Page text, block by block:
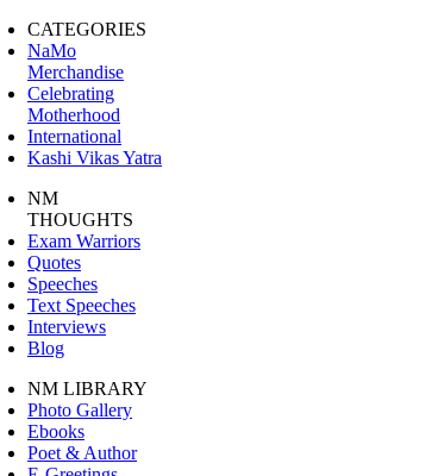
CATEGORIES
NaMo
Merchandise
Celebrating
Motherhood
International
Kashi Vikas Yatra
NM
THOUGHTS
Exam Warriors
Quotes
Speeches
Text Speeches
Interviews
Blog
NM LIBRARY
Photo Gallery
Ebooks
Poet & Author